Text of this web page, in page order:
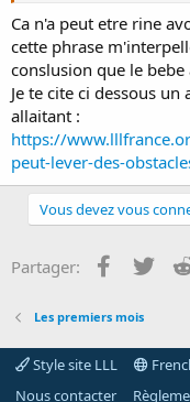
Ca n'a peut etre rine
cette phrase
conslusion que le
Je te cite ci dessous
allaitant :
https://
peut-lever-des-
Vous devez vous
Partager: Facebook
Les premiers mois
Style site LLL
Nous contacter